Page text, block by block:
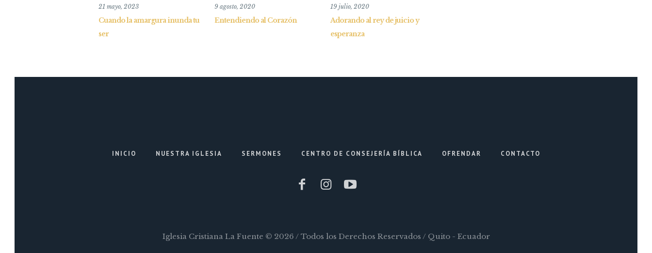
21 mayo, 2023
Cuando la amargura inunda tu
ser
9 agosto, 2020
Entendiendo al Corazón
19 julio, 2020
Adorando al rey de juicio y
esperanza
INICIO NUESTRA IGLESIA SERMONES CENTRO DE CONSEJERÍA BÍBLICA OFRENDAR CONTACTO
Iglesia Cristiana La Fuente © 2026 / Todos los Derechos Reservados / Quito - Ecuador